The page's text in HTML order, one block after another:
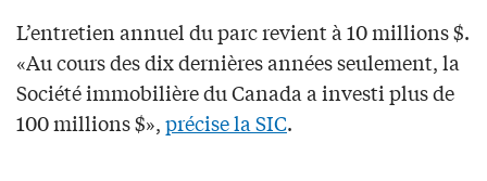
L’entretien annuel du parc revient à 10 millions $.
«Au cours des dix dernières années seulement, la
Société immobilière du Canada a investi plus de
100 millions $»,précise la SIC.